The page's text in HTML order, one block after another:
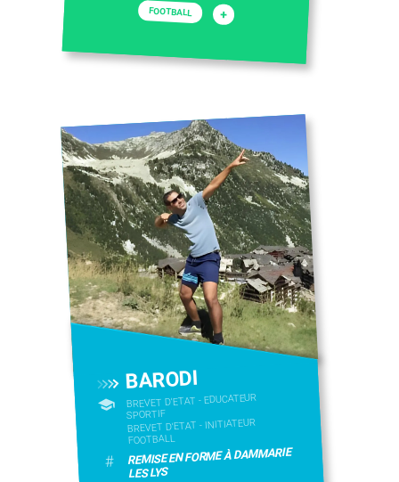
FOOTBALL +
BARODI
BREVET D'ETAT - EDUCATEUR
SPORTIF
BREVET D'ETAT - INITIATEUR
FOOTBALL
# REMISE EN FORME À DAMMARIE
LES LYS